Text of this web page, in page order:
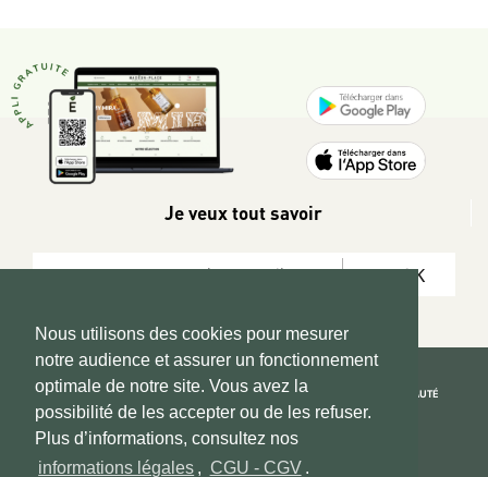
Nous utilisons des cookies pour mesurer
notre audience et assurer un fonctionnement
optimale de notre site. Vous avez la
possibilité de les accepter ou de les refuser.
Plus d’informations, consultez nos
informations légales , CGU - CGV .
Je veux tout savoir
OK
REJOIGNEZ LA COMMUNAUTÉ